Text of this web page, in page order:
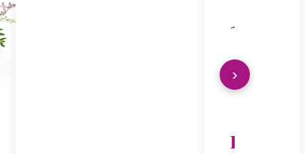
Envoyer
›